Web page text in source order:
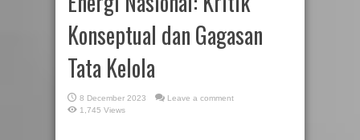
Konseptual dan Gagasan
Tata Kelola
8 December 2023
Leave a comment
1,745 Views